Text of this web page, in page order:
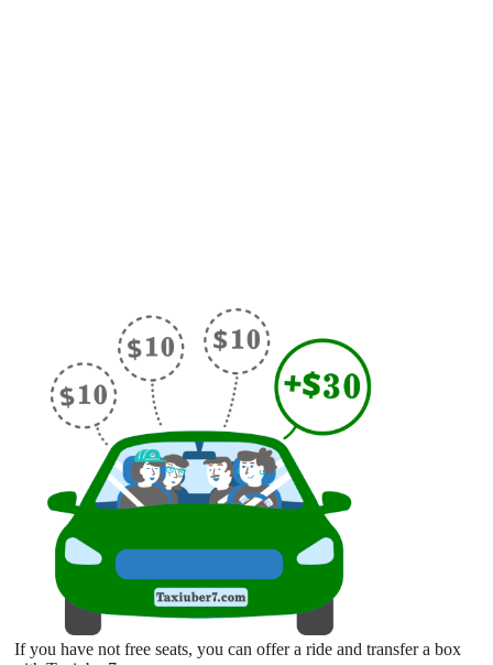
If you have not free seats, you can offer a ride and transfer a box